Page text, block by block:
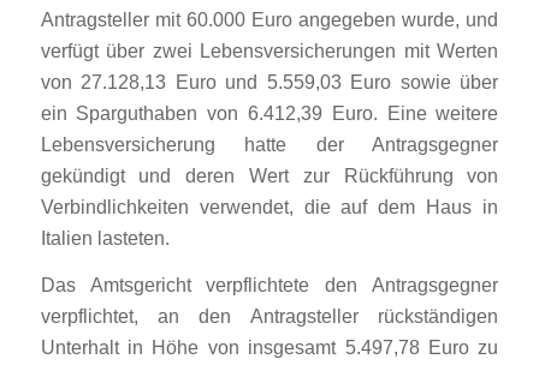
Antragsteller mit 60.000 Euro angegeben wurde, und
verfügt über zwei Lebensversicherungen mit Werten
von 27.128,13 Euro und 5.559,03 Euro sowie über
ein Sparguthaben von 6.412,39 Euro. Eine weitere
Lebensversicherung hatte der Antragsgegner
gekündigt und deren Wert zur Rückführung von
Verbindlichkeiten verwendet, die auf dem Haus in
Italien lasteten.
Das Amtsgericht verpflichtete den Antragsgegner
verpflichtet, an den Antragsteller rückständigen
Unterhalt in Höhe von insgesamt 5.497,78 Euro zu